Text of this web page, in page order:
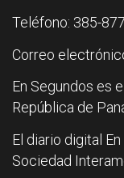
Teléfono: 385-
Correo
En Segundos es
República de
El diario digital
Sociedad